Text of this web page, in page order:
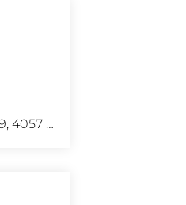
St. Joseph, Amerbachstr. 9, 4057 Basel